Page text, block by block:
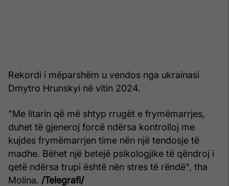
Rekordi i mëparshëm u vendos nga ukrainasi
Dmytro Hrunskyi në vitin 2024.
"Me litarin që më shtyp rrugët e frymëmarrjes,
duhet të gjeneroj forcë ndërsa kontrolloj me
kujdes frymëmarrjen time nën një tendosje të
madhe. Bëhet një betejë psikologjike të qëndroj i
qetë ndërsa trupi është nën stres të rëndë", tha
Molina. /Telegrafi/